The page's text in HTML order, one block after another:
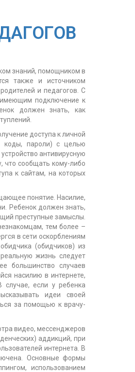
знаний, помощником в
также и источником
и педагогов. С
подключение к
должен знать, как
доступа к личной
коды, пароли) с целью
антивирусную
что сообщать кому-либо
к сайтам, на которых
понятие. Насилие,
Ребенок должен знать,
преступные замыслы.
тем более –
в сети оскорблениям
(обидчиков) из
жизнь следует
большинство случаев
насилию в интернете,
если у ребенка
идеи своей
за помощью к врачу-
видео, мессенджеров
аддикций, при
интернета. В
Основные формы
использованием